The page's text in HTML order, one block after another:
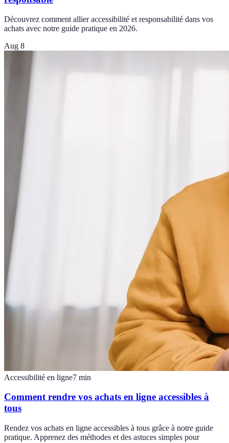
Découvrez comment allier accessibilité et responsabilité dans vos
achats avec notre guide pratique en 2026.
Aug 8
Accessibilité en ligne7 min
Comment rendre vos achats en ligne accessibles à
tous
Rendez vos achats en ligne accessibles à tous grâce à notre guide
pratique. Apprenez des méthodes et des astuces simples pour